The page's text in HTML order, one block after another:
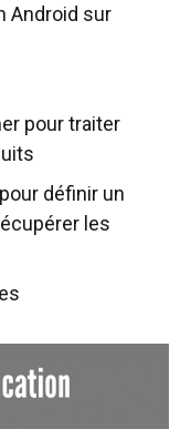
Android sur
pour traiter
définir un
les